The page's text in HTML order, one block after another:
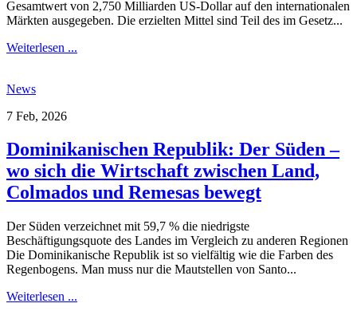
Gesamtwert von 2,750 Milliarden US-Dollar auf den internationalen
Märkten ausgegeben. Die erzielten Mittel sind Teil des im Gesetz...
Weiterlesen ...
News
7 Feb, 2026
Dominikanischen Republik: Der Süden –
wo sich die Wirtschaft zwischen Land,
Colmados und Remesas bewegt
Der Süden verzeichnet mit 59,7 % die niedrigste
Beschäftigungsquote des Landes im Vergleich zu anderen Regionen
Die Dominikanische Republik ist so vielfältig wie die Farben des
Regenbogens. Man muss nur die Mautstellen von Santo...
Weiterlesen ...